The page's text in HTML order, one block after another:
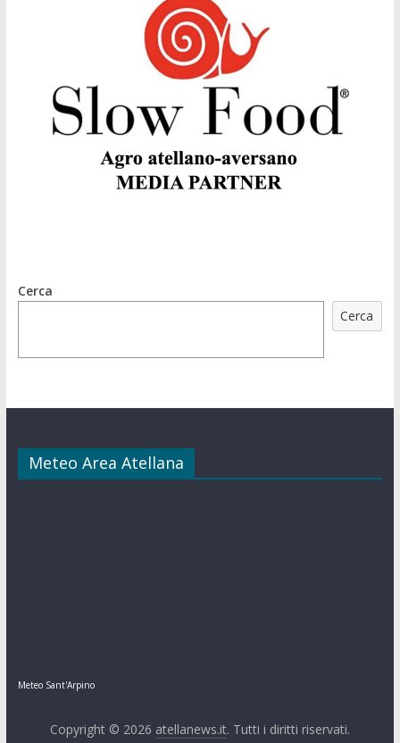
Cerca
Cerca
Meteo Area Atellana
Meteo Sant'Arpino
Copyright © 2026 atellanews.it. Tutti i diritti riservati.